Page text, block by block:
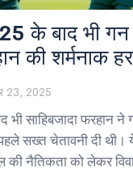
के बाद भी
की शर्मनाक
23, 2025
साहिबजादा फरहान ने
सख्त चेतावनी दी थी।
नैतिकता को लेकर